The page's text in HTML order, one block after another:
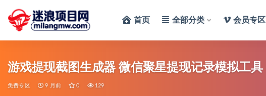
首页 全部分类 会员专区
游戏提现截图生成器 微信聚星提现记录模拟工具
免费专区 9 月前 0 129